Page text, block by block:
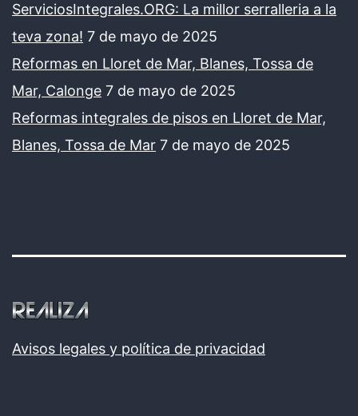
ServiciosIntegrales.ORG: La millor serralleria a la
teva zona! 7 de mayo de 2025
Reformas en Lloret de Mar, Blanes, Tossa de
Mar, Calonge 7 de mayo de 2025
Reformas integrales de pisos en Lloret de Mar,
Blanes, Tossa de Mar 7 de mayo de 2025
Avisos legales y política de privacidad